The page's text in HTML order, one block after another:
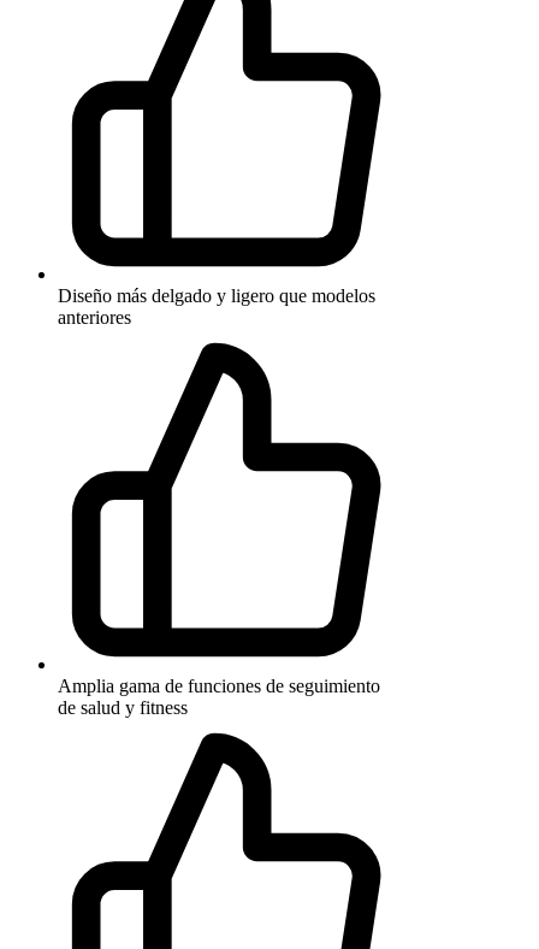
Diseño más delgado y ligero que modelos
anteriores
Amplia gama de funciones de seguimiento
de salud y fitness